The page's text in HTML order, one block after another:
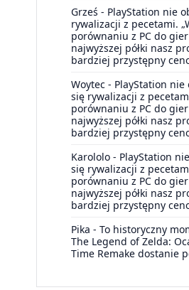
Grześ - PlayStation nie
rywalizacji z pecetami.
porównaniu z PC do
najwyższej półki nasz
bardziej przystępny
Woytec - PlayStation nie
się rywalizacji z
porównaniu z PC do
najwyższej półki nasz
bardziej przystępny
Karololo - PlayStation
się rywalizacji z
porównaniu z PC do
najwyższej półki nasz
bardziej przystępny
Pika - To historyczny
The Legend of Zelda:
Time Remake dostanie